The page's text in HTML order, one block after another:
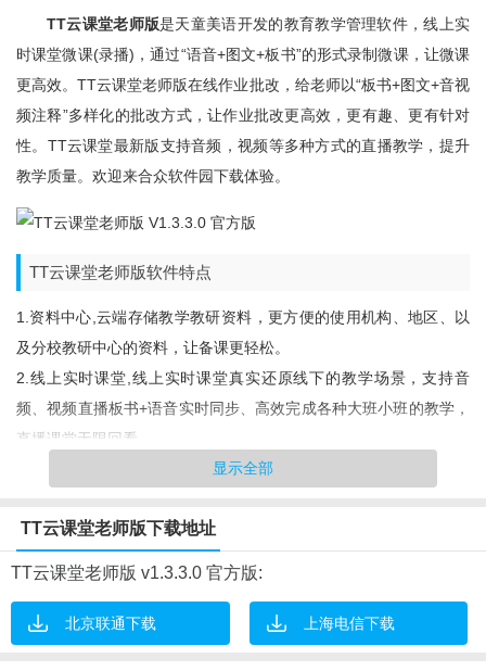
TT云课堂老师版是天童美语开发的教育教学管理软件，线上实
时课堂微课(录播)，通过“语音+图文+板书”的形式录制微课，让微课
更高效。TT云课堂老师版在线作业批改，给老师以“板书+图文+音视
频注释”多样化的批改方式，让作业批改更高效，更有趣、更有针对
性。TT云课堂最新版支持音频，视频等多种方式的直播教学，提升
教学质量。欢迎来合众软件园下载体验。
TT云课堂老师版软件特点
1.资料中心,云端存储教学教研资料，更方便的使用机构、地区、以
及分校教研中心的资料，让备课更轻松。
2.线上实时课堂,线上实时课堂真实还原线下的教学场景，支持音
频、视频直播板书+语音实时同步、高效完成各种大班小班的教学，
直播课堂无限回看
3.线下教室签到,轻松完成线下教学课堂学员点名，记录学员出勤情
TT云课堂老师版软件亮点
效。更支持插入音视频，动态PPT，让录播课更生动有趣。并可将
显示全部
TT云课堂老师版下载地址
TT云课堂老师版 v1.3.3.0 官方版:
北京联通下载 上海电信下载